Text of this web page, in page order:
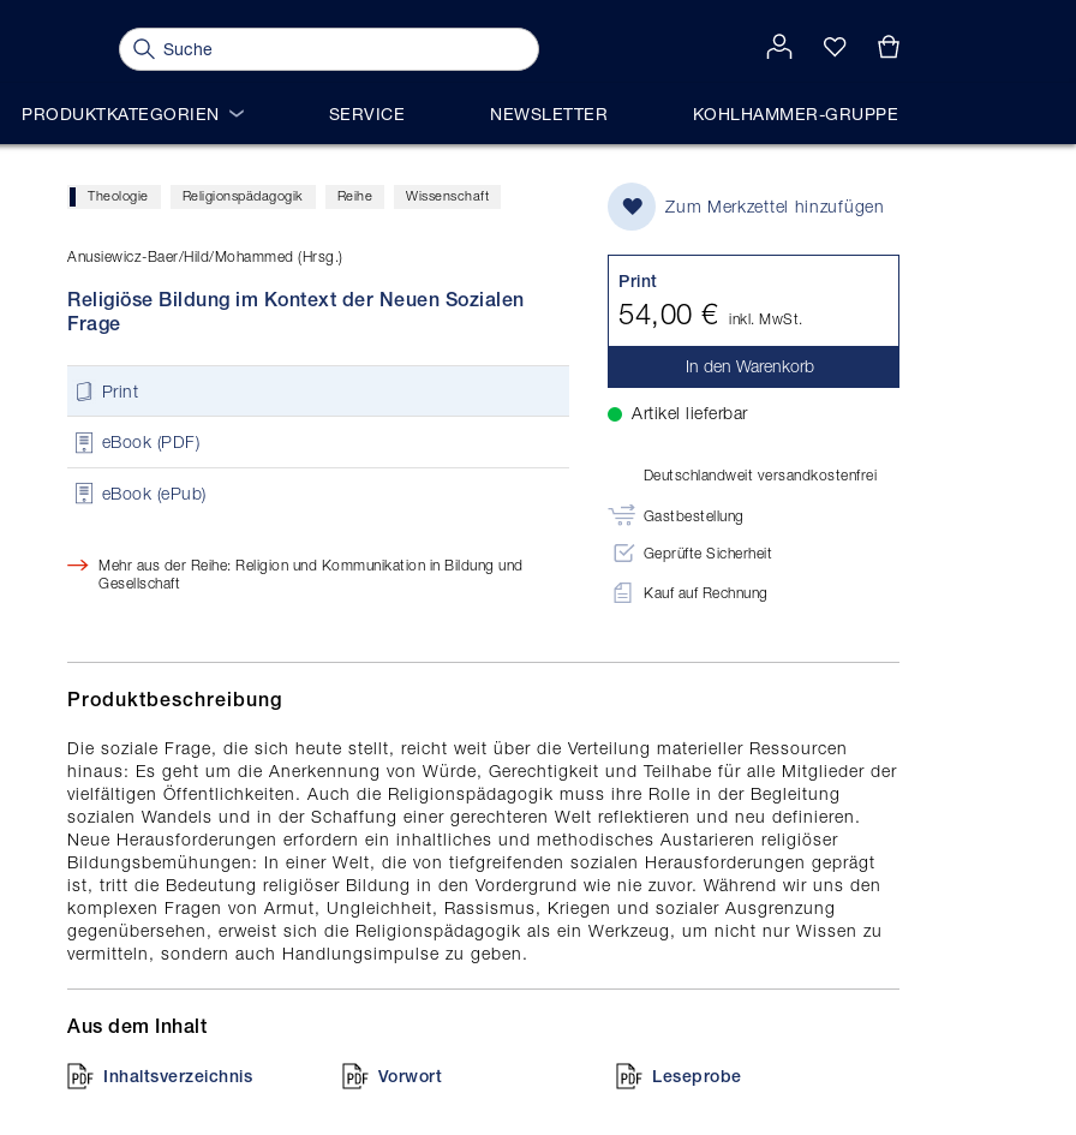
PRODUKTKATEGORIEN SERVICE NEWSLETTER KOHLHAMMER-GRUPPE
Theologie Religionspädagogik Reihe Wissenschaft
Anusiewicz-Baer/Hild/Mohammed (Hrsg.)
Religiöse Bildung im Kontext der Neuen Sozialen
Frage
Print
eBook (PDF)
eBook (ePub)
Mehr aus der Reihe: Religion und Kommunikation in Bildung und
Gesellschaft
Zum Merkzettel hinzufügen
Print
54,00 € inkl. MwSt.
In den Warenkorb
Artikel lieferbar
Deutschlandweit versandkostenfrei
Gastbestellung
Geprüfte Sicherheit
Kauf auf Rechnung
Produktbeschreibung
Die soziale Frage, die sich heute stellt, reicht weit über die Verteilung materieller Ressourcen
hinaus: Es geht um die Anerkennung von Würde, Gerechtigkeit und Teilhabe für alle Mitglieder der
vielfältigen Öffentlichkeiten. Auch die Religionspädagogik muss ihre Rolle in der Begleitung
sozialen Wandels und in der Schaffung einer gerechteren Welt reflektieren und neu definieren.
Neue Herausforderungen erfordern ein inhaltliches und methodisches Austarieren religiöser
Bildungsbemühungen: In einer Welt, die von tiefgreifenden sozialen Herausforderungen geprägt
ist, tritt die Bedeutung religiöser Bildung in den Vordergrund wie nie zuvor. Während wir uns den
komplexen Fragen von Armut, Ungleichheit, Rassismus, Kriegen und sozialer Ausgrenzung
gegenübersehen, erweist sich die Religionspädagogik als ein Werkzeug, um nicht nur Wissen zu
vermitteln, sondern auch Handlungsimpulse zu geben.
Aus dem Inhalt
Inhaltsverzeichnis Vorwort Leseprobe